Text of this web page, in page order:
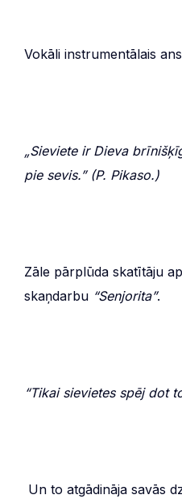
Vokāli instrumentālais
„Sieviete ir Dieva
pie sevis.” (P. Pikaso.)
Zāle pārplūda skatītāju
skaņdarbu “Senjorita”.
“Tikai sievietes spēj dot
Un to atgādināja savās